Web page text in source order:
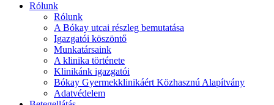
Rólunk
Rólunk
A Bókay utcai részleg bemutatása
Igazgatói köszöntő
Munkatársaink
A klinika története
Klinikánk igazgatói
Bókay Gyermekklinikáért Közhasznú Alapítvány
Adatvédelem